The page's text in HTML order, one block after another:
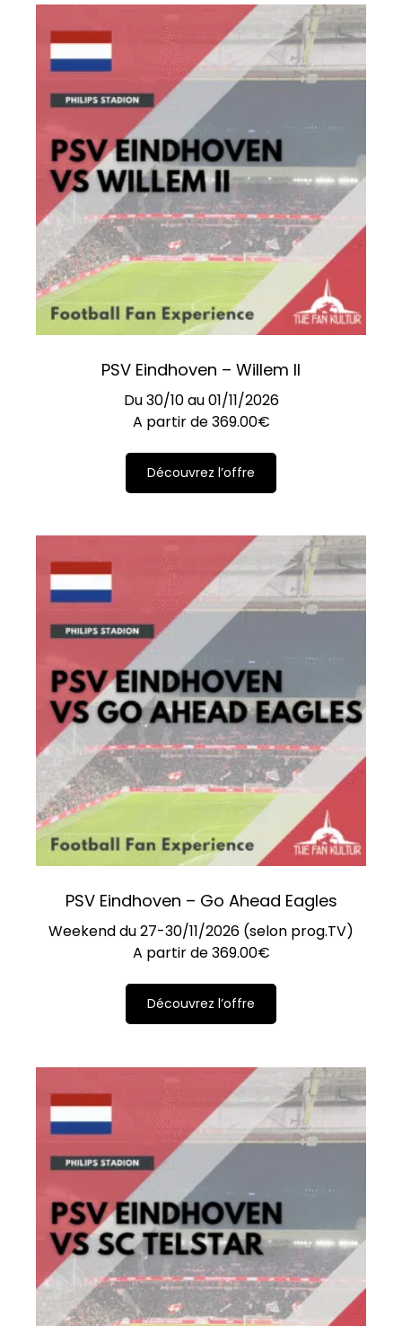
PSV Eindhoven – Willem II
Du 30/10 au 01/11/2026
A partir de369.00€
Découvrez l’offre
PSV Eindhoven – Go Ahead Eagles
Weekend du 27-30/11/2026 (selon prog.TV)
A partir de369.00€
Découvrez l’offre